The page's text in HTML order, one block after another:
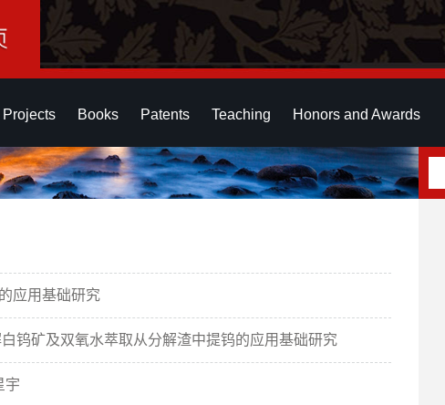
Projects Books Patents Teaching Honors and Awards
应用基础研究
钨矿及双氧水萃取从分解渣中提钨的应用基础研究
宇